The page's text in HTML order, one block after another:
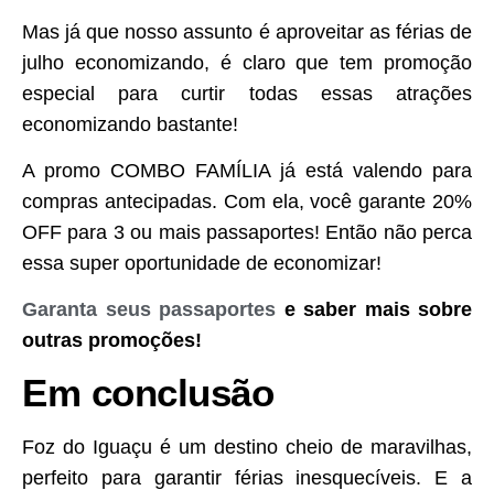
Mas já que nosso assunto é aproveitar as férias de
julho economizando, é claro que tem promoção
especial para curtir todas essas atrações
economizando bastante!
A promo COMBO FAMÍLIA já está valendo para
compras antecipadas. Com ela, você garante 20%
OFF para 3 ou mais passaportes! Então não perca
essa super oportunidade de economizar!
Garanta seus passaportes e saber mais sobre
outras promoções!
Em conclusão
Foz do Iguaçu é um destino cheio de maravilhas,
perfeito para garantir férias inesquecíveis. E a